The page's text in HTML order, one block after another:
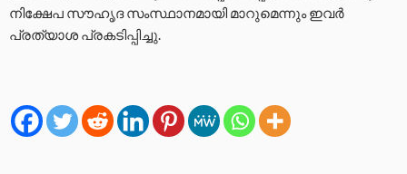
നിക്ഷേപ സൗഹൃദ സംസ്ഥാനമായി മാറുമെന്നും ഇവർ
പ്രത്യാശ പ്രകടിപ്പിച്ചു.